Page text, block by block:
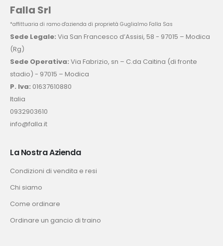
Falla Srl
*affittuaria di ramo d'azienda di proprietà Guglialmo Falla Sas
Sede Legale: Via San Francesco d’Assisi, 58 - 97015 – Modica
(Rg)
Sede Operativa: Via Fabrizio, sn – C.da Caitina (di fronte
stadio) - 97015 – Modica
P. Iva: 01637610880
Italia
0932903610
info@falla.it
La Nostra Azienda
Condizioni di vendita e resi
Chi siamo
Come ordinare
Ordinare un gancio di traino